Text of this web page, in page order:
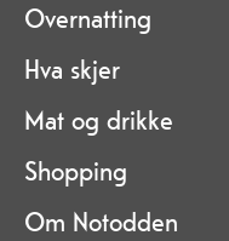
Overnatting
Hva skjer
Mat og drikke
Shopping
Om Notodden